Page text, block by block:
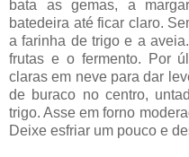
bata as gemas, a
batedeira até ficar claro.
a farinha de trigo e a
frutas e o fermento. Por
claras em neve para dar
de buraco no centro,
trigo. Asse em forno
Deixe esfriar um pouco e